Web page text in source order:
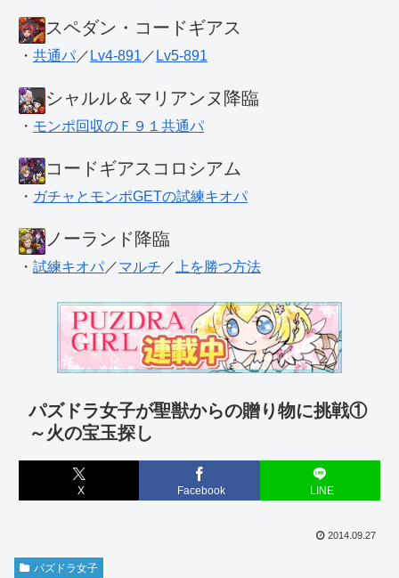
スペダン・コードギアス
・ 共通パ ／ Lv4-891 ／ Lv5-891
シャルル＆マリアンヌ降臨
・ モンポ回収のＦ９１共通パ
コードギアスコロシアム
・ ガチャとモンポGETの試練キオパ
ノーランド降臨
・ 試練キオパ ／マルチ ／ 上を勝つ方法
パズドラ女子が聖獣からの贈り物に挑戦①
～火の宝玉探し
X Facebook LINE
2014.09.27
パズドラ女子